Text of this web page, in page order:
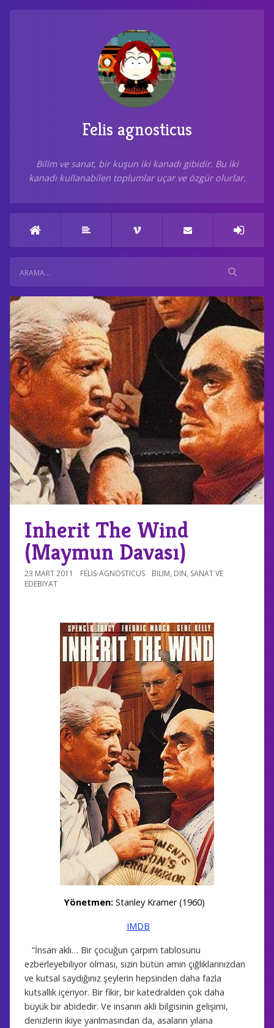
Felis agnosticus
Bilim ve sanat, bir kuşun iki kanadı gibidir. Bu iki
kanadı kullanabilen toplumlar uçar ve özgür olurlar.
Inherit The Wind
(Maymun Davası)
23 MART 2011 FELIS-AGNOSTICUS BILIM, DIN, SANAT VE
EDEBIYAT
Yönetmen: Stanley Kramer (1960)
IMDB
“İnsan aklı… Bir çocuğun çarpım tablosunu
ezberleyebiliyor olması, sizin bütün amin çığlıklarınızdan
ve kutsal saydığınız şeylerin hepsinden daha fazla
kutsallık içeriyor. Bir fikir, bir katedralden çok daha
büyük bir abidedir. Ve insanın akli bilgisinin gelişimi,
denizlerin ikiye yarılmasından da, asaların yılana